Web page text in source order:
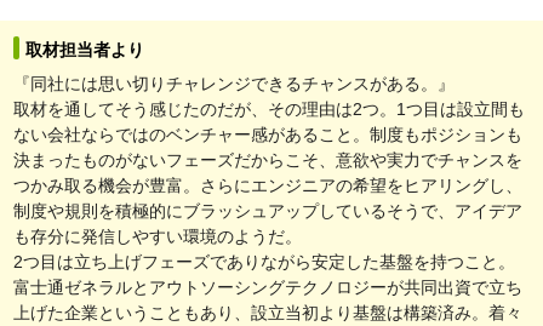
取材担当者より
『同社には思い切りチャレンジできるチャンスがある。』
取材を通してそう感じたのだが、その理由は2つ。1つ目は設立間も
ない会社ならではのベンチャー感があること。制度もポジションも
決まったものがないフェーズだからこそ、意欲や実力でチャンスを
つかみ取る機会が豊富。さらにエンジニアの希望をヒアリングし、
制度や規則を積極的にブラッシュアップしているそうで、アイデア
も存分に発信しやすい環境のようだ。
2つ目は立ち上げフェーズでありながら安定した基盤を持つこと。
富士通ゼネラルとアウトソーシングテクノロジーが共同出資で立ち
上げた企業ということもあり、設立当初より基盤は構築済み。着々